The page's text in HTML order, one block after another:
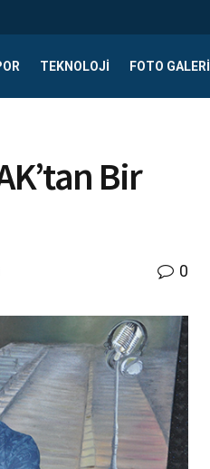
TEKNOLOJI FOTO GALERI
Bir
0